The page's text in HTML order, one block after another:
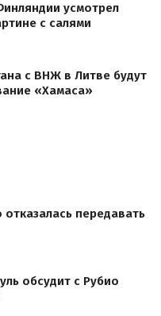
усмотрел
с салями
с ВНЖ в Литве будут
«Хамаса»
передавать
обсудит с Рубио